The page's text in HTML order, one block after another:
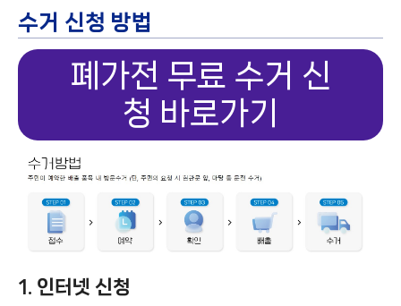
수거 신청 방법
폐가전 무료 수거 신
청 바로가기
1. 인터넷 신청